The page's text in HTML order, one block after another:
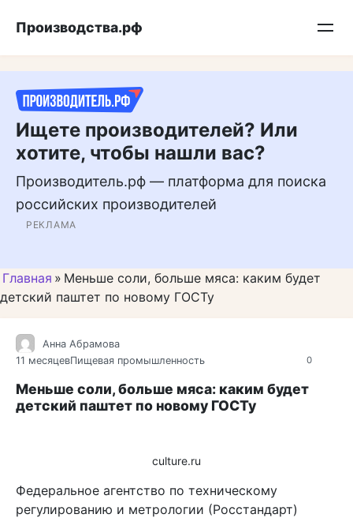
Подписывайтесь на нас в MAX
Производства.рф
Ищете производителей? Или
хотите, чтобы нашли вас?
Производитель.рф — платформа для поиска
российских производителей
РЕКЛАМА
Главная » Меньше соли, больше мяса: каким будет
детский паштет по новому ГОСТу
0
Анна Абрамова
11 месяцевПищевая промышленность
Меньше соли, больше мяса: каким будет
детский паштет по новому ГОСТу
culture.ru
Федеральное агентство по техническому
регулированию и метрологии (Росстандарт)